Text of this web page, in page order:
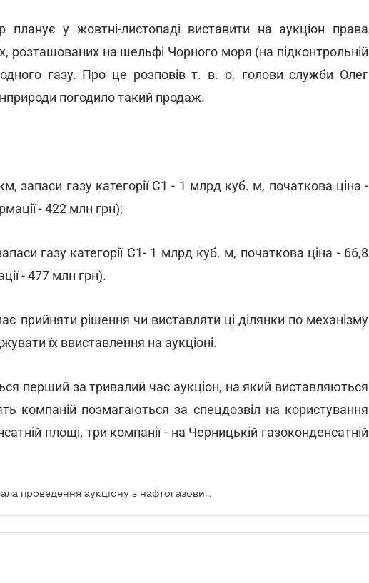
у жовтні-листопаді виставити на аукціон права
розташованих на шельфі Чорного моря (на підконтрольній
газу. Про це розповів т. в. о. голови служби Олег
погодило такий продаж.
запаси газу категорії С1 - 1 млрд куб. м, початкова ціна -
- 422 млн грн);
газу категорії С1- 1 млрд куб. м, початкова ціна - 66,8
- 477 млн грн).
прийняти рішення чи виставляти ці ділянки по механізму
їх ввиставлення на аукціоні.
перший за тривалий час аукціон, на який виставляються
компаній позмагаються за спецдозвіл на користування
площі, три компанії - на Черницькій газоконденсатній
Держгеонадра анонсувала проведення аукціону з нафтогазовим ділянкам